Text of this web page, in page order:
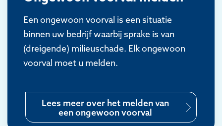
Een ongewoon voorval is een situatie
binnen uw bedrijf waarbij sprake is van
(dreigende) milieuschade. Elk ongewoon
voorval moet u melden.
Lees meer over het melden van
een ongewoon voorval